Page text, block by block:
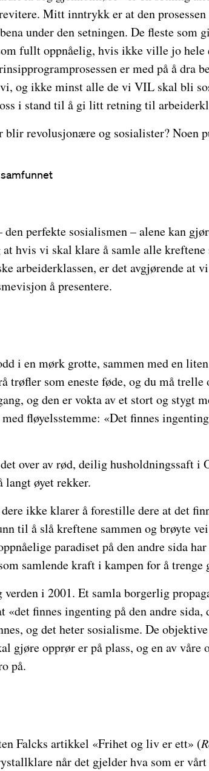
Mitt inntrykk er at den prosessen
under den setningen. De fleste som
fullt oppnåelig, hvis ikke ville jo
er med på å dra
og ikke minst alle de vi VIL skal bli
i stand til å gi litt retning til
blir revolusjonære og sosialister? Noen
perfekte sosialismen – alene kan
hvis vi skal klare å samle alle kreftene
arbeiderklassen, er det avgjørende at
å presentere.
i en mørk grotte, sammen med en
trøfler som eneste føde, og du må trelle
og den er vokta av et stort og stygt
fløyelsstemme: «Det finnes
over av rød, deilig husholdningssaft i
øyet rekker.
ikke klarer å forestille dere at det
til å slå kreftene sammen og brøyte
paradiset på den andre sida
samlende kraft i kampen for å trenge
i 2001. Et samla borgerlig
finnes ingenting på den andre sida,
og det heter sosialisme. De
gjøre opprør er på plass, og en av våre
på.
Falcks artikkel «Frihet og liv er ett» (
når det gjelder hva som er